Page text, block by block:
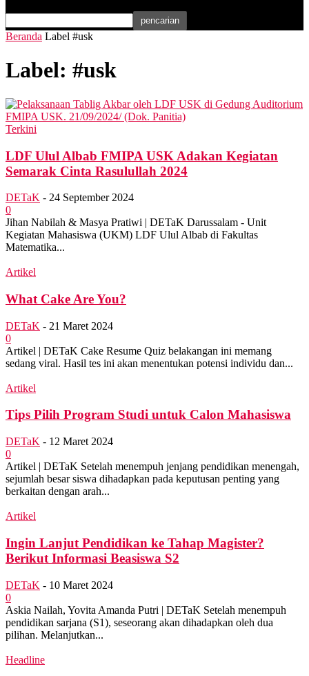
Beranda Label #usk
Label: #usk
Terkini
LDF Ulul Albab FMIPA USK Adakan Kegiatan
Semarak Cinta Rasulullah 2024
DETaK - 24 September 2024
0
Jihan Nabilah & Masya Pratiwi | DETaK Darussalam - Unit
Kegiatan Mahasiswa (UKM) LDF Ulul Albab di Fakultas
Matematika...
Artikel
What Cake Are You?
DETaK - 21 Maret 2024
0
Artikel | DETaK Cake Resume Quiz belakangan ini memang
sedang viral. Hasil tes ini akan menentukan potensi individu dan...
Artikel
Tips Pilih Program Studi untuk Calon Mahasiswa
DETaK - 12 Maret 2024
0
Artikel | DETaK Setelah menempuh jenjang pendidikan menengah,
sejumlah besar siswa dihadapkan pada keputusan penting yang
berkaitan dengan arah...
Artikel
Ingin Lanjut Pendidikan ke Tahap Magister?
Berikut Informasi Beasiswa S2
DETaK - 10 Maret 2024
0
Askia Nailah, Yovita Amanda Putri | DETaK Setelah menempuh
pendidikan sarjana (S1), seseorang akan dihadapkan oleh dua
pilihan. Melanjutkan...
Headline